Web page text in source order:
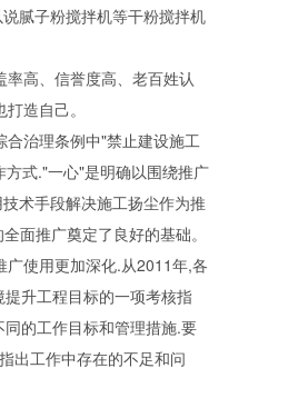
腻子粉搅拌机等干粉搅拌机
高、信誉度高、老百姓认
造自己。
治理条例中"禁止建设施工
式."一心"是明确以围绕推广
术手段解决施工扬尘作为推
面推广奠定了良好的基础。
使用更加深化.从2011年,各
升工程目标的一项考核指
的工作目标和管理措施.要
出工作中存在的不足和问